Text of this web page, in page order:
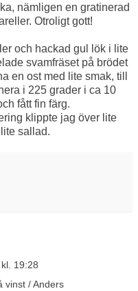
nämligen en gratinerad
Otroligt gott!
och hackad gul lök i lite
svamfräset på brödet
en ost med lite smak, till
i 225 grader i ca 10
fått fin färg.
klippte jag över lite
sallad.
19:28
vinst / Anders